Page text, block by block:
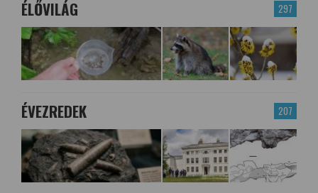
297
ÉLŐVILÁG
207
ÉVEZREDEK